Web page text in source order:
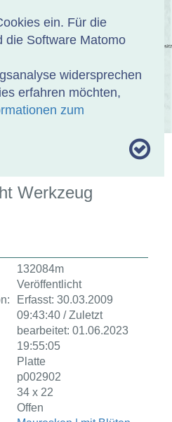
ein. Für die
die Software Matomo
widersprechen
erfahren möchten,
zum
SUCHE
Werkzeug
132084m
Veröffentlicht
Erfasst: 30.03.2009
09:43:40 / Zuletzt
bearbeitet: 01.06.2023
19:55:05
Platte
p002902
34 x 22
Offen